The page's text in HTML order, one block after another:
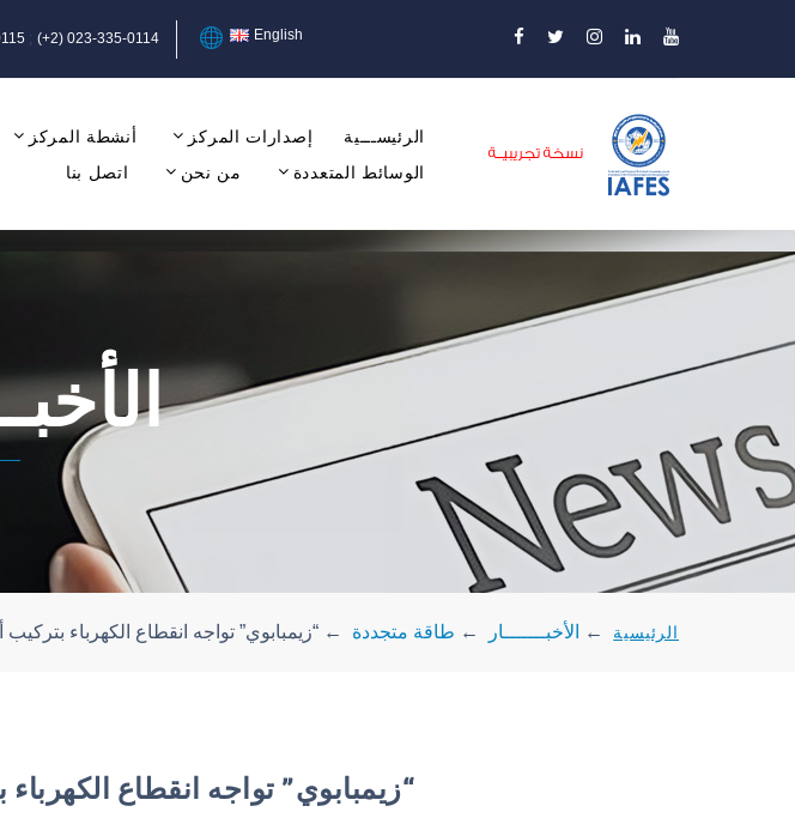
(+2) 023-335-0114 English
الرئيســـية إصدارات المركز أنشطة المركز
الوسائط المتعددة
من نحن اتصل بنا
الرئيسية ← الأخبـــــــار ← طاقة متجددة ← “زيمبابوي” تواجه انقطاع الكهرباء
“زيمبابوي” تواجه انقطاع